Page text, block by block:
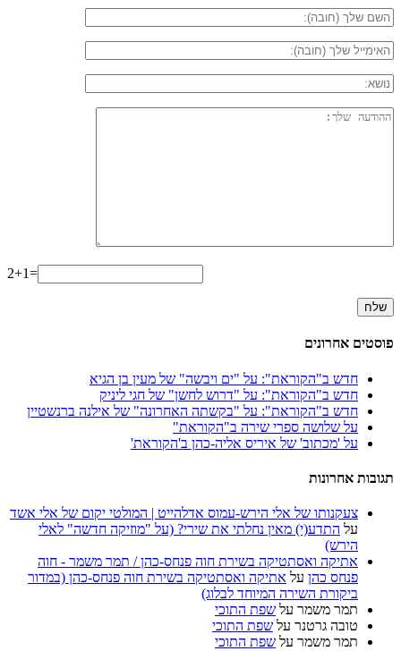
2+1=
פוסטים אחרונים
חדש ב"הקוראת": על "ים ויבשה" של מעין בן הגיא
חדש ב"הקוראת": על "דרוש לחשן" של חגי ליניק
חדש ב"הקוראת": על "בקשתה האחרונה" של אילנה ברנשטיין
על שלושה ספרי שירה ב"הקוראת"
על 'מכתוב' של איריס אליה-כהן ב'הקוראת'
תגובות אחרונות
צעקנותו של אלי הירש-עמוס אדלהייט | המולטי יקום של אלי אשד
על התדע(י) מאין נחלתי את שירי? (על "מוזיקה חדשה" לאלי
הירש)
אתיקה ואסתטיקה בשירת חוה פנחס-כהן / תמר משמר - חוה
פנחס כהן על אתיקה ואסתטיקה בשירת חוה פנחס-כהן (במדור
ביקורת השירה המיוחד לבלוג)
תמר משמר על שפת התוכי
טובה גרטנר על שפת התוכי
תמר משמר על שפת התוכי